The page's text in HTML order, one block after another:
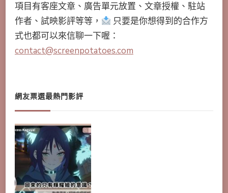
項目有客座文章、廣告單元放置、文章授權、駐站
作者、試映影評等等，
只要是你想得到的合作方
式也都可以來信聊一下喔：
contact@screenpotatoes.com
網友票選最熱門影評